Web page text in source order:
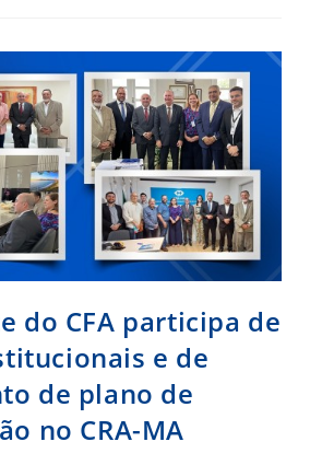
do CFA participa de
e de
de plano de
no CRA-MA